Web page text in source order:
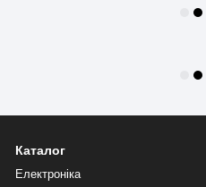
Каталог
Електроніка